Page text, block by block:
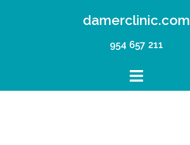
damerclinic.com
954 657 211